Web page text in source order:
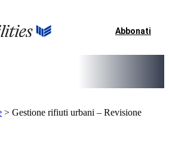
amet consectetur
amet consectetur
Abbonati
amet consectetur
> Gestione rifiuti urbani – Revisione